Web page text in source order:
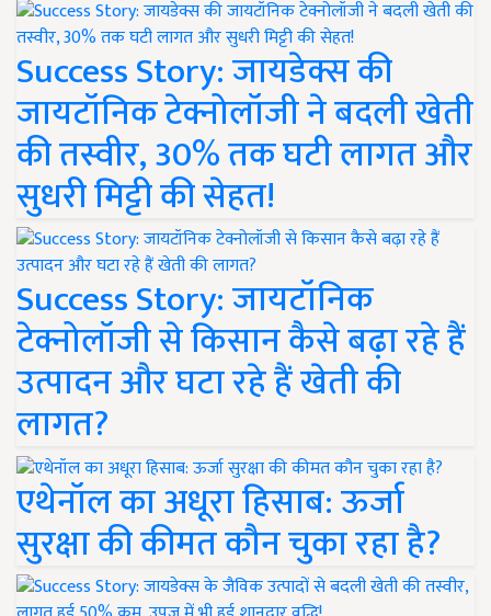
Success Story: जायडेक्स की
जायटॉनिक टेक्नोलॉजी ने बदली खेती
की तस्वीर, 30% तक घटी लागत और
सुधरी मिट्टी की सेहत!
Success Story: जायटॉनिक
टेक्नोलॉजी से किसान कैसे बढ़ा रहे हैं
उत्पादन और घटा रहे हैं खेती की
लागत?
एथेनॉल का अधूरा हिसाब: ऊर्जा
सुरक्षा की कीमत कौन चुका रहा है?